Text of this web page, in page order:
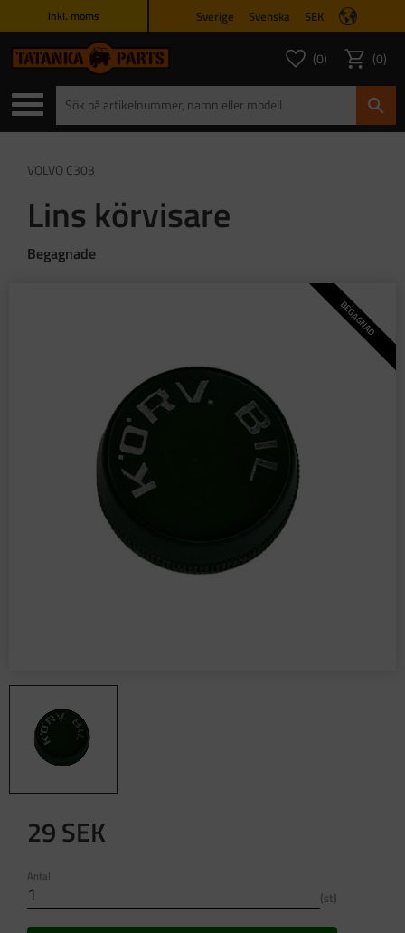
inkl. moms Sverige Svenska SEK
Favoriter
ANTAL
0 Kundvagn
0
VOLVO C303
Lins körvisare
Begagnade
BEGAGNAD
29SEK
Antal
st